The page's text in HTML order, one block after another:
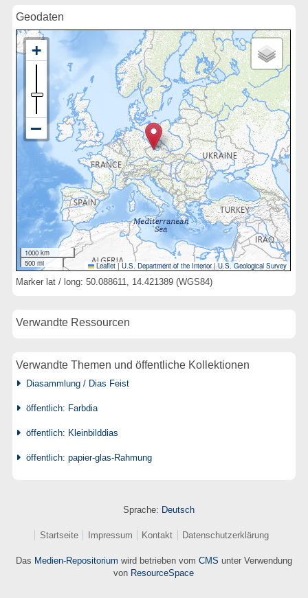
Geodaten
1000 km
500 mi
Leaflet | U.S. Department of the Interior|U.S. Geological Survey
Marker lat / long: 50.088611, 14.421389 (WGS84)
Verwandte Ressourcen
Verwandte Themen und öffentliche Kollektionen
Diasammlung / Dias Feist
öffentlich: Farbdia
öffentlich: Kleinbilddias
öffentlich: papier-glas-Rahmung
Sprache: Deutsch
Startseite Impressum Kontakt Datenschutzerklärung
Das Medien-Repositorium wird betrieben vom CMS unter Verwendung
von ResourceSpace